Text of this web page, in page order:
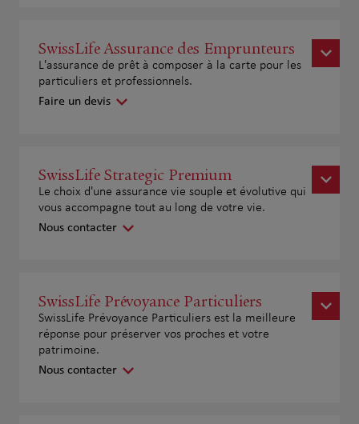
SwissLife Assurance des Emprunteurs
L'assurance de prêt à composer à la carte pour les
particuliers et professionnels.
Faire un devis
SwissLife Strategic Premium
Le choix d'une assurance vie souple et évolutive qui
vous accompagne tout au long de votre vie.
Nous contacter
SwissLife Prévoyance Particuliers
SwissLife Prévoyance Particuliers est la meilleure
réponse pour préserver vos proches et votre
patrimoine.
Nous contacter